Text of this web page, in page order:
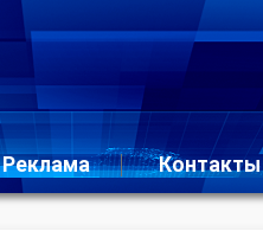
Реклама Контакты